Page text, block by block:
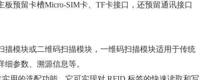
预留卡槽Micro-SIM卡、TF卡接口，还预留通讯接口
模块或二维码扫描模块，一维码扫描模块适用于传统
参数、溯源信息等。